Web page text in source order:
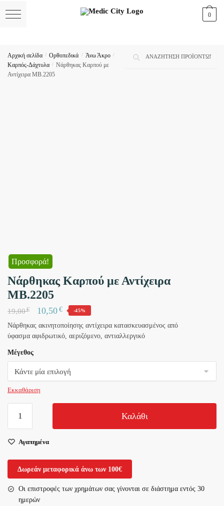
Αναζήτηση
0
Αρχική σελίδα / Ορθοπεδικά / Άνω Άκρο /
Καρπός-Δάχτυλα / Νάρθηκας Καρπού με
Αντίχειρα MB.2205
Προσφορά!
Νάρθηκας Καρπού με Αντίχειρα
MB.2205
19,00€ 10,50€ -45%
Νάρθηκας ακινητοποίησης αντίχειρα κατασκευασμένος από
ύφασμα αφιδρωτικό, αεριζόμενο, αντιαλλεργικό
Μέγεθος
Εκκαθάριση
Καρπού
Αντίχειρα
ποσότητα
Καλάθι
Αγαπημένα
Δωρεάν μεταφορικά άνω των 100€
Οι επιστροφές των χρημάτων σας γίνονται σε διάστημα εντός 30
ημερών